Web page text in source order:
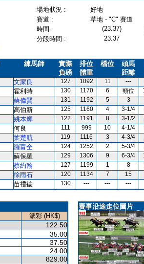
場地狀況 :
好地
賽道 :
草地 - "C" 賽道
時間 : (23.37)
分段時間 :
23.37
練馬師
實際
負磅
排位
體重
檔位
頭馬
距離
文家良 127 1092 11 ---
霍利時 130 1170 6 頸位
蘇偉賢 131 1192 5 3
高伯新 125 1160 4 3-1/4
姚本輝 122 1191 8 3-1/2
何良 111 999 10 4-1/4
葉楚航 119 1116 3 4-3/4
羅富全 124 1252 2 5-3/4
蘇保羅 129 1306 9 6-3/4
蔡約翰 127 1199 1 8
徐雨石 120 1134 7 15
苗禮德 130 --- --- ---
派彩 (HK$)
122.50
35.00
37.50
24.00
829.00
賽事沿途走位圖片